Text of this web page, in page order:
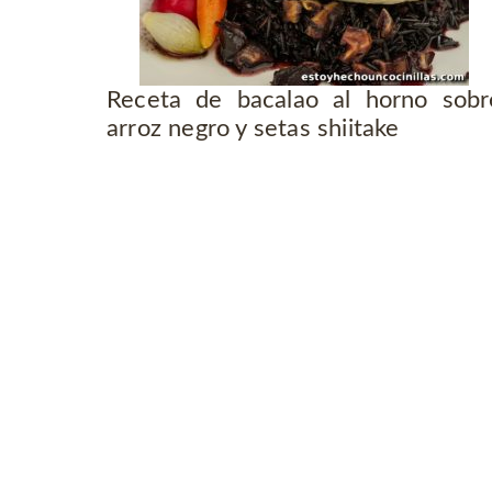
Receta de bacalao al horno
arroz negro y setas shiitake